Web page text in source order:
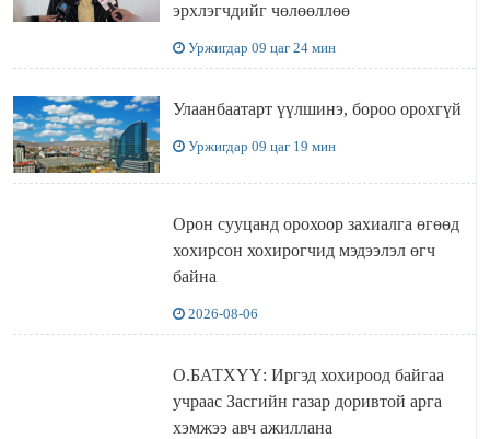
эрхлэгчдийг чөлөөллөө
Уржигдар 09 цаг 24 мин
Улаанбаатарт үүлшинэ, бороо орохгүй
Уржигдар 09 цаг 19 мин
Орон сууцанд орохоор захиалга өгөөд
хохирсон хохирогчид мэдээлэл өгч
байна
2026-08-06
О.БАТХҮҮ: Иргэд хохироод байгаа
учраас Засгийн газар доривтой арга
хэмжээ авч ажиллана